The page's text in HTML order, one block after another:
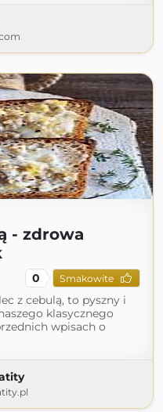
- zdrowa
0 Smakowite
z cebulą, to pyszny i
klasycznego
wpisach o